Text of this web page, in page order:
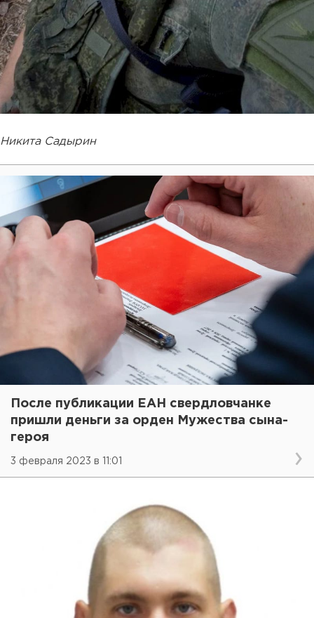
Никита Садырин
После публикации ЕАН свердловчанке
пришли деньги за орден Мужества сына-
героя
3 февраля 2023 в 11:01